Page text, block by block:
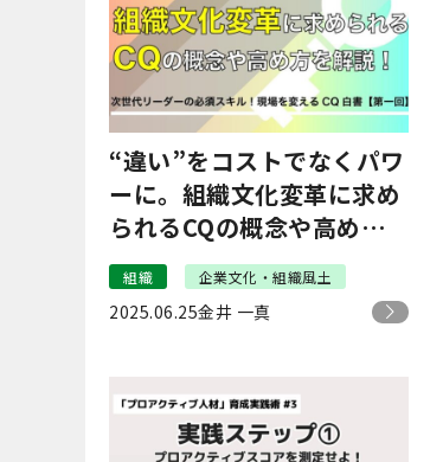
“違い”をコストでなくパワ
ーに。組織文化変革に求め
られるCQの概念や高め方
を解説！【現場を変える
CQ白書 第1回】
組織 企業文化・組織風土
2025.06.25金井 一真